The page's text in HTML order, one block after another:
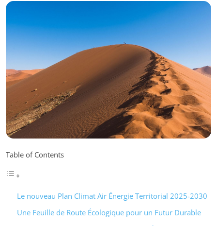
Table of Contents
Le nouveau Plan Climat Air Énergie Territorial 2025-2030
Une Feuille de Route Écologique pour un Futur Durable